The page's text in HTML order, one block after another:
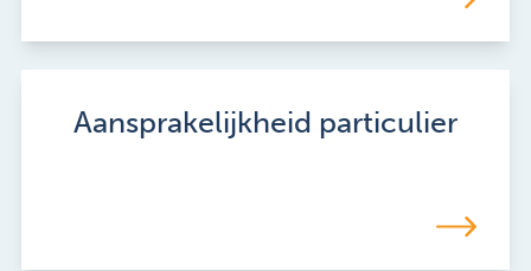
Aansprakelijkheid particulier